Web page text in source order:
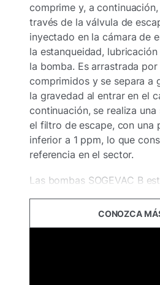
comprime y, a
través de la válvula de
inyectado en la cámara de
la estanqueidad,
la bomba. Es arrastrada
comprimidos y se separa a
la gravedad al entrar en el
continuación, se realiza
el filtro de escape, con una
inferior a 1 ppm, lo que
referencia en el sector.
Las bombas SOGEVAC B
CONOZCA